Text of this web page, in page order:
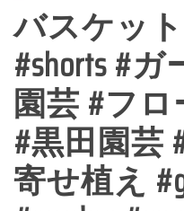
バスケッ
#shorts #
園芸 #フ
#黒田園芸
寄せ植え